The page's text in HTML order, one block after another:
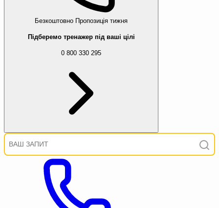
Безкоштовно Пропозиція тижня
Підберемо тренажер під ваші цілі
0 800 330 295